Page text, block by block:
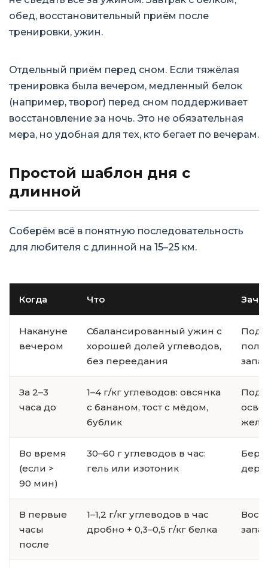
обед, восстановительный приём после
тренировки, ужин.
Отдельный приём перед сном. Если тяжёлая
тренировка была вечером, медленный белок
(например, творог) перед сном поддерживает
восстановление за ночь. Это не обязательная
мера, но удобная для тех, кто бегает по вечерам.
Простой шаблон дня с
длинной
Соберём всё в понятную последовательность
для любителя с длинной на 15–25 км.
Когда Что
Накануне
вечером
Сбалансированный ужин с
хорошей долей углеводов,
без переедания
За 2–3
часа до
1–4 г/кг углеводов: овсянка
с бананом, тост с мёдом,
бублик
Во время
(если >
90 мин)
30–60 г углеводов в час:
гель или изотоник
В первые
часы
после
1–1,2 г/кг углеводов в час
дробно + 0,3–0,5 г/кг белка